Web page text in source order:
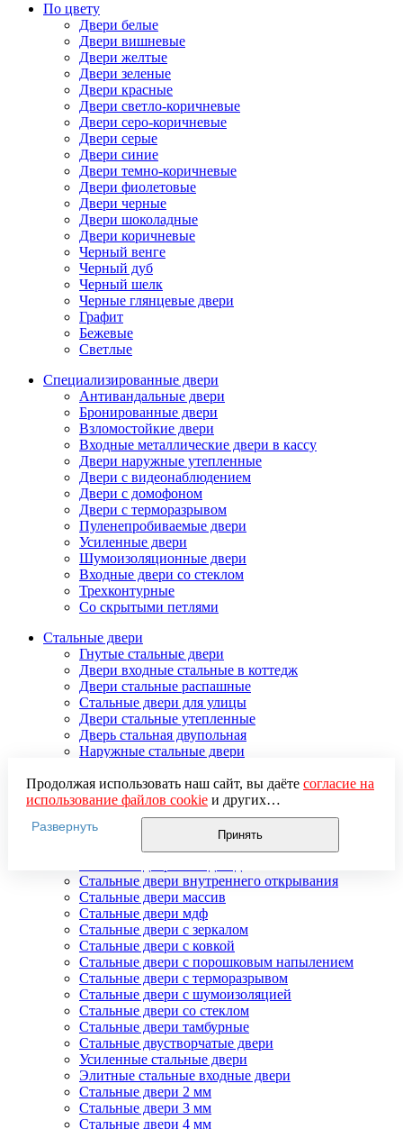
По цвету
Двери белые
Двери вишневые
Двери желтые
Двери зеленые
Двери красные
Двери светло-коричневые
Двери серо-коричневые
Двери серые
Двери синие
Двери темно-коричневые
Двери фиолетовые
Двери черные
Двери шоколадные
Двери коричневые
Черный венге
Черный дуб
Черный шелк
Черные глянцевые двери
Графит
Бежевые
Светлые
Специализированные двери
Антивандальные двери
Бронированные двери
Взломостойкие двери
Входные металлические двери в кассу
Двери наружные утепленные
Двери с видеонаблюдением
Двери с домофоном
Двери с терморазрывом
Пуленепробиваемые двери
Усиленные двери
Шумоизоляционные двери
Входные двери со стеклом
Трехконтурные
Со скрытыми петлями
Стальные двери
Гнутые стальные двери
Двери входные стальные в коттедж
Двери стальные распашные
Стальные двери для улицы
Двери стальные утепленные
Дверь стальная двупольная
Наружные стальные двери
Распродажа стальных дверей
Стальная дверь в дом
Стальная дверь на дачу
Стальные взломостойкие двери
Стальные входные двери в квартиру
Стальные двери внутреннего открывания
Стальные двери массив
Стальные двери мдф
Стальные двери с зеркалом
Стальные двери с ковкой
Стальные двери с порошковым напылением
Стальные двери с терморазрывом
Стальные двери с шумоизоляцией
Стальные двери со стеклом
Стальные двери тамбурные
Стальные двустворчатые двери
Усиленные стальные двери
Элитные стальные входные двери
Стальные двери 2 мм
Стальные двери 3 мм
Стальные двери 4 мм
Продолжая использовать наш сайт, вы даёте согласие на
использование файлов cookieи других
пользовательских данных (включая IP-адрес, сведения о
местоположении, устройстве, действиях на сайте и т. п.)
для функционирования сайта, проведения
использования систем аналитики (например,
Яндекс.Метрика), в соответствии с нашей
обработки персональных данных.
Если вы не хотите, чтобы ваши данные обрабатывались,
настройте ограничения в браузере или покиньте сайт.
Развернуть
Принять